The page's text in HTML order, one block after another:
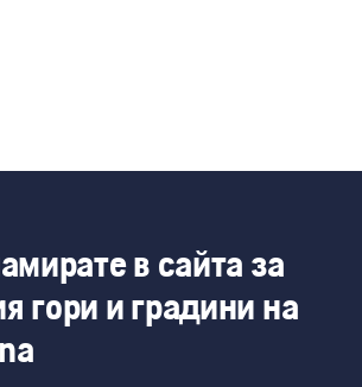
в сайта за
гори и градини на